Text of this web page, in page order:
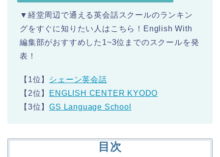
▼経堂周辺で通える英会話スクールのランキン
グをすぐに知りたい人はこちら！English With
編集部がおすすめした1~3位までのスクールを発
表！
【1位】
シェーン英会話
【2位】
ENGLISH CENTER KYODO
【3位】GS Language School
目次